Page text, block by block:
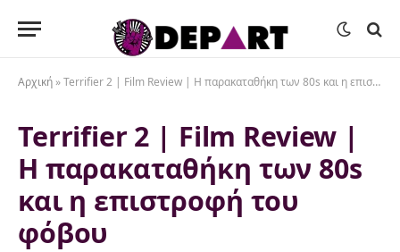
Αρχική »Terrifier 2 | Film Review | Η παρακαταθήκη των 80s και η επιστροφή του φόβου
Terrifier 2 | Film Review |
Η παρακαταθήκη των 80s
και η επιστροφή του
φόβου